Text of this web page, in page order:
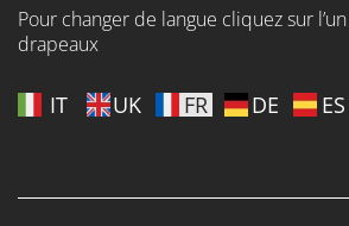
Pour changer de langue cliquez sur
drapeaux
IT UK FR DE ES